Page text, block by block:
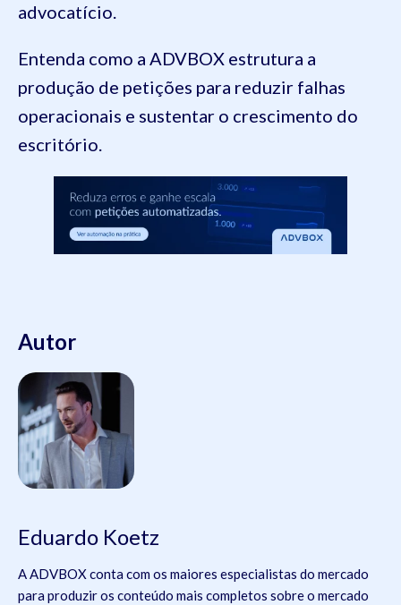
advocatício.
Entenda como a ADVBOX estrutura a
produção de petições para reduzir falhas
operacionais e sustentar o crescimento do
escritório.
Autor
Eduardo Koetz
A ADVBOX conta com os maiores especialistas do mercado
para produzir os conteúdo mais completos sobre o mercado